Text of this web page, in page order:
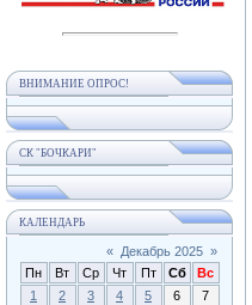
ВНИМАНИЕ ОПРОС!
СК "БОЧКАРИ"
КАЛЕНДАРЬ
« Декабрь 2025 »
Пн
Вт Ср Чт Пт Сб
Вс
1
2 3 4 5 6
7